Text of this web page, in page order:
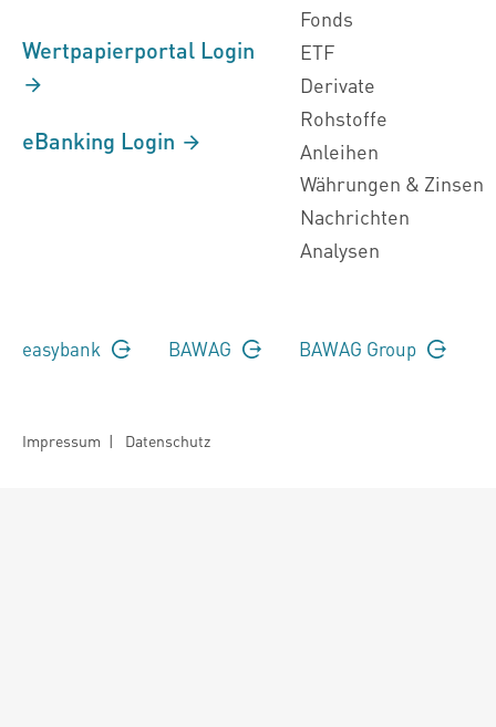
Wertpapierportal Login
eBanking Login
Fonds
ETF
Derivate
Rohstoffe
Anleihen
Währungen & Zinsen
Nachrichten
Analysen
easybank BAWAG BAWAG Group
Impressum | Datenschutz